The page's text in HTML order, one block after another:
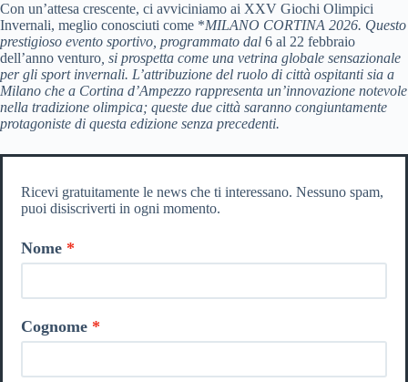
Con un’attesa crescente, ci avviciniamo ai XXV Giochi Olimpici
Invernali, meglio conosciuti come *MILANO CORTINA 2026. Questo
prestigioso evento sportivo, programmato dal 6 al 22 febbraio
dell’anno venturo , si prospetta come una vetrina globale sensazionale
per gli sport invernali. L’attribuzione del ruolo di città ospitanti sia a
Milano che a Cortina d’Ampezzo rappresenta un’innovazione notevole
nella tradizione olimpica; queste due città saranno congiuntamente
protagoniste di questa edizione senza precedenti.
Ricevi gratuitamente le news che ti interessano. Nessuno spam,
puoi disiscriverti in ogni momento.
Nome
Cognome